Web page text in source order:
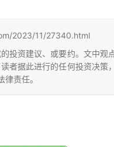
2023/11/27340.html
投资建议、或要约。文中观
者据此进行的任何投资决策
责任。